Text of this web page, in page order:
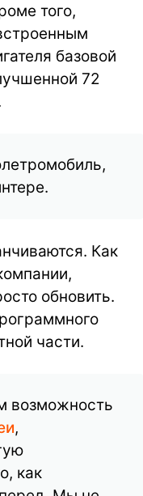
того,
базовой
72
Как
обновить.
части.
возможность
,
как